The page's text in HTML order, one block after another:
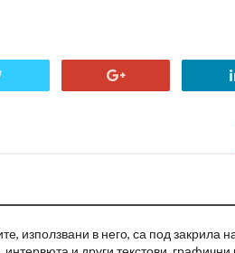
използвани в него, са под закрила